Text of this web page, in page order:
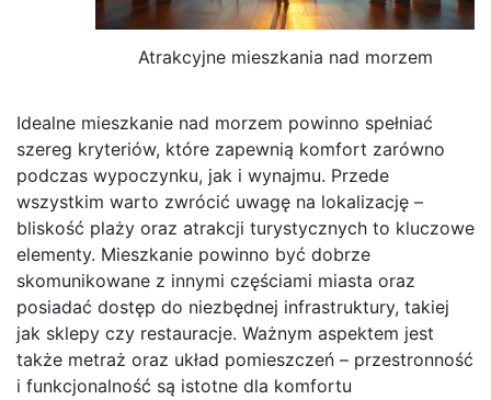
Atrakcyjne mieszkania nad morzem
Idealne mieszkanie nad morzem powinno spełniać
szereg kryteriów, które zapewnią komfort zarówno
podczas wypoczynku, jak i wynajmu. Przede
wszystkim warto zwrócić uwagę na lokalizację –
bliskość plaży oraz atrakcji turystycznych to kluczowe
elementy. Mieszkanie powinno być dobrze
skomunikowane z innymi częściami miasta oraz
posiadać dostęp do niezbędnej infrastruktury, takiej
jak sklepy czy restauracje. Ważnym aspektem jest
także metraż oraz układ pomieszczeń – przestronność
i funkcjonalność są istotne dla komfortu